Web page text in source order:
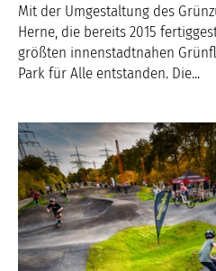
Mit der Umgestaltung des
Herne, die bereits 2015
größten innenstadtnahen
Park für Alle entstanden. Die...